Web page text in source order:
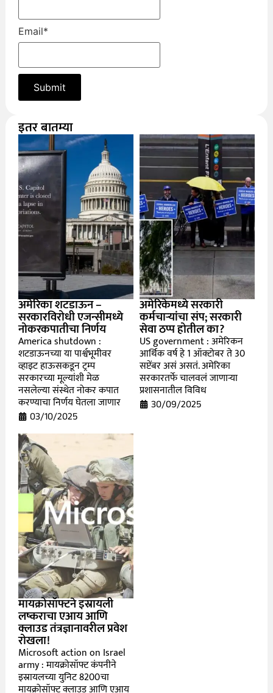
Email*
इतर बातम्या
अमेरिका शटडाऊन –
सरकारविरोधी एजन्सीमध्ये
नोकरकपातीचा निर्णय
America shutdown :
शटडाऊनच्या या पार्श्वभूमीवर
व्हाइट हाऊसकडून ट्रम्प
सरकारच्या मूल्यांशी मेळ
नसलेल्या संस्थेत नोकर कपात
करण्याचा निर्णय घेतला जाणार
03/10/2025
अमेरिकेमध्ये सरकारी
कर्मचाऱ्यांचा संप; सरकारी
सेवा ठप्प होतील का?
US government : अमेरिकन
आर्थिक वर्ष हे 1 ऑक्टोबर ते 30
सप्टेंबर असं असतं. अमेरिका
सरकारतर्फे चालवलं जाणाऱ्या
प्रशासनातील विविध
30/09/2025
मायक्रोसॉफ्टने इस्रायली
लष्कराचा एआय आणि
क्लाउड तंत्रज्ञानावरील प्रवेश
रोखला!
Microsoft action on Israel
army : मायक्रोसॉफ्ट कंपनीने
इस्रायलच्या युनिट 8200चा
मायक्रोसॉफ्ट क्लाउड आणि एआय